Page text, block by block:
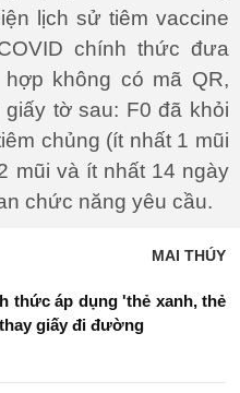
lịch sử tiêm vaccine
chính thức đưa
không có mã QR,
tờ sau: F0 đã khỏi
chủng (ít nhất 1 mũi
mũi và ít nhất 14 ngày
chức năng yêu cầu.
MAI THÚY
thức áp dụng 'thẻ xanh, thẻ
giấy đi đường